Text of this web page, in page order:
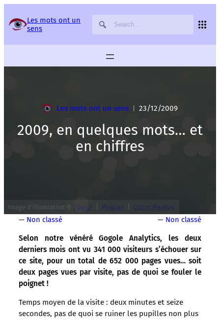
Les mots ont un
sens
Les mots ont un sens 23/12/2009
2009, en quelques mots… et
en chiffres
Image d’illustration © 704417 Pixabay CC0 or Pixabay
— Non classé — Non classé
Selon notre vénéré Gogole Analytics, les deux
derniers mois ont vu 341 000 visiteurs s’échouer sur
ce site, pour un total de 652 000 pages vues… soit
deux pages vues par visite, pas de quoi se fouler le
poignet !
Temps moyen de la visite : deux minutes et seize
secondes, pas de quoi se ruiner les pupilles non plus
Panneau de gestion des services